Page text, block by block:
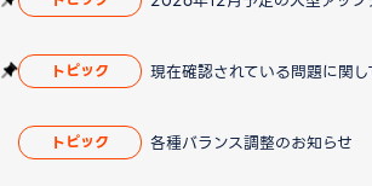
トピック
トピック 各種バランス調整のお知らせ